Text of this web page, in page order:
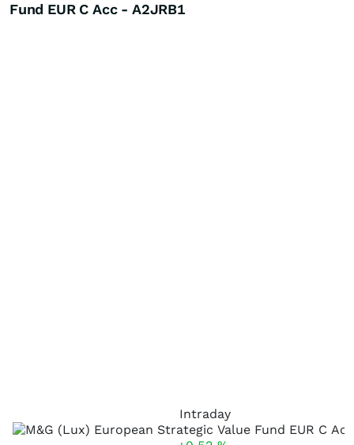
Fund EUR C Acc - A2JRB1
Intraday